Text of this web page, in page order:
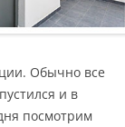
Обычно все
и в
посмотрим